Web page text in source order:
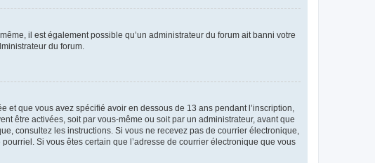
il est également possible qu’un administrateur du forum ait banni votre
du forum.
et que vous avez spécifié avoir en dessous de 13 ans pendant l’inscription,
être activées, soit par vous-même ou soit par un administrateur, avant que
consultez les instructions. Si vous ne recevez pas de courrier électronique,
Si vous êtes certain que l’adresse de courrier électronique que vous